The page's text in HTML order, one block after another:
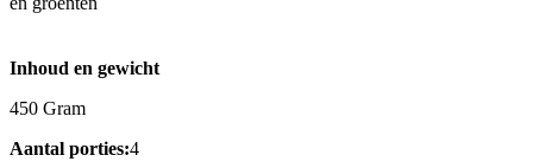
Inhoud en gewicht
450 Gram
Aantal porties:4